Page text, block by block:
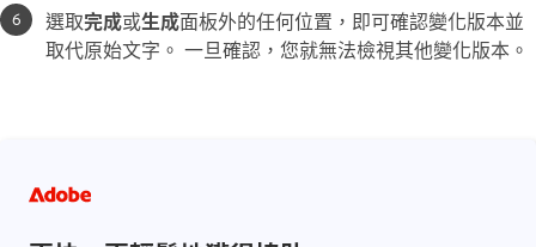
選取完成或生成面板外的任何位置，即可確認變化版本並
取代原始文字。 一旦確認，您就無法檢視其他變化版本。